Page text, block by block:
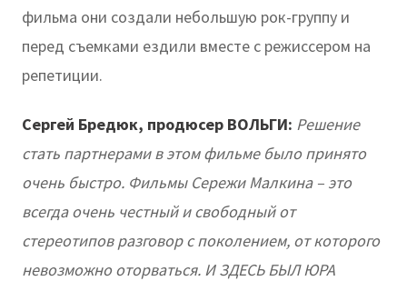
фильма они создали небольшую рок-группу и
перед съемками ездили вместе с режиссером на
репетиции.
Сергей Бредюк, продюсер ВОЛЬГИ: Решение
стать партнерами в этом фильме было принято
очень быстро. Фильмы Сережи Малкина – это
всегда очень честный и свободный от
стереотипов разговор с поколением, от которого
невозможно оторваться. И ЗДЕСЬ БЫЛ ЮРА